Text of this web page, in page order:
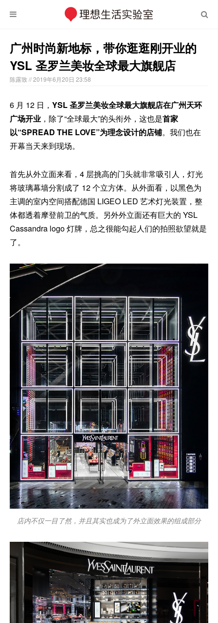
广州时尚新地标，带你逛逛刚开业的
YSL 圣罗兰美妆全球最大旗舰店
陈露致// 2019年6月20日 23:58
6 月 12 日， YSL 圣罗兰美妆全球最大旗舰店在广州天环
广场开业 ，除了“全球最大”的头衔外，这也是首家
以“SPREAD THE LOVE”为理念设计的店铺。我们也在
开幕当天来到现场。
首先从外立面来看，4 层挑高的门头就非常吸引人，灯光
将玻璃幕墙分割成了 12 个立方体。从外面看，以黑色为
主调的室内空间搭配德国 LIGEO LED 艺术灯光装置，整
体都透着摩登前卫的气质。另外外立面还有巨大的 YSL
Cassandra logo 灯牌，总之很能勾起人们的拍照欲望就是
了。
店内不仅一目了然，并且其实也成为了外立面效果的组成部分